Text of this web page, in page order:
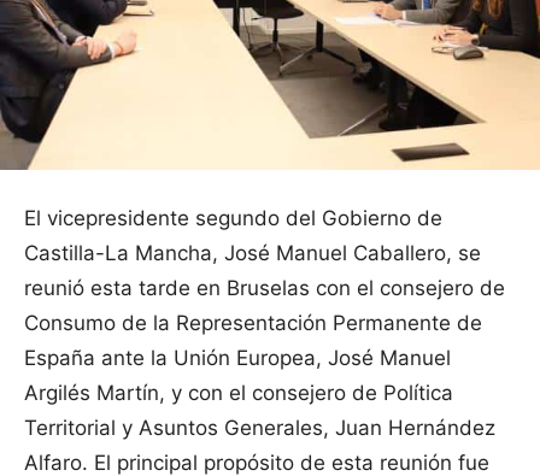
El vicepresidente segundo del Gobierno de
Castilla-La Mancha, José Manuel Caballero, se
reunió esta tarde en Bruselas con el consejero de
Consumo de la Representación Permanente de
España ante la Unión Europea, José Manuel
Argilés Martín, y con el consejero de Política
Territorial y Asuntos Generales, Juan Hernández
Alfaro. El principal propósito de esta reunión fue